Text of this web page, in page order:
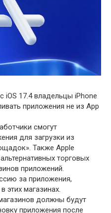
iOS 17.4 владельцы iPhone
приложения не из App
смогут
для загрузки из
Также Apple
торговых
приложений.
за приложения,
этих магазинах.
должны будут
приложения после